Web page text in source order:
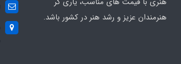
هنرمندان عزیز و رشد هنر در کشور باشد.